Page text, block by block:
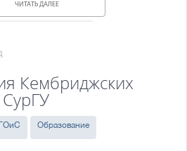
ЧИТАТЬ ДАЛЕЕ
Кембриджских
Образование